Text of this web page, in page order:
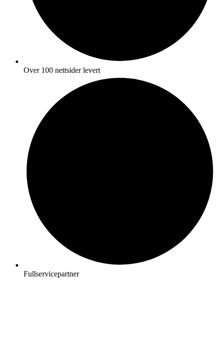
Over 100 nettsider levert
Fullservicepartner